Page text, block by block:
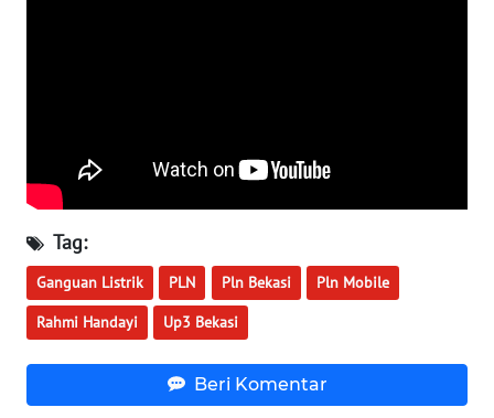
Tag:
Ganguan Listrik PLN Pln Bekasi Pln Mobile
Rahmi Handayi Up3 Bekasi
Beri Komentar
WN
SULTENG
WN
SULBAR
WN
BABEL